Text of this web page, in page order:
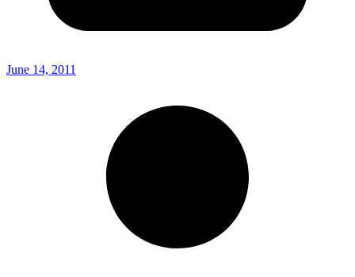
June 14, 2011